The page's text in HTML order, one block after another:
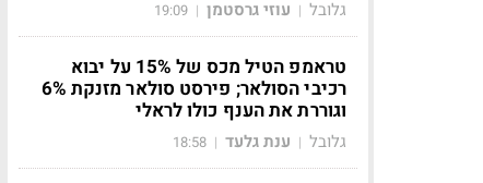
גלובל | עוזי גרסטמן |
19:09
טראמפ הטיל מכס של 15% על יבוא
רכיבי הסולאר; פירסט סולאר מזנקת 6%
וגוררת את הענף כולו לראלי
גלובל | ענת גלעד |
18:58